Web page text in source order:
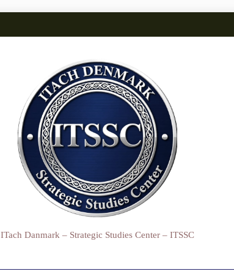
ITach Danmark – Strategic Studies Center – ITSSC